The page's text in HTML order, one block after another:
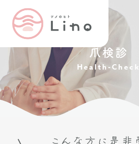
爪検診
Health-Check